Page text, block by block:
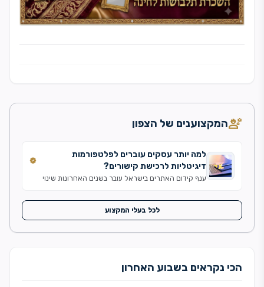
engineeringהמקצוענים של הצפון
למה יותר עסקים עוברים לפלטפורמות
דיגיטליות לרכישת קישורים?
verified
ענף קידום האתרים בישראל עובר בשנים האחרונות שינוי
ומשרדי דיגיטל מעדיפים לעבוד דרך מערכות מרכזיות
שמנהלות את כל התהליך במקום אחד. קידום אורגני הפך
האלגוריתם של מנועי החיפוש, התחרות ההולכת וגוברת […]
לכל בעלי המקצוע
הכי נקראים בשבוע האחרון